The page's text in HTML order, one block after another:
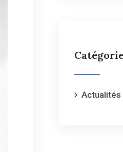
Actualités